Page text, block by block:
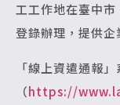
工工作地在臺中
登錄辦理，提供企
「線上資遣通報
（https://